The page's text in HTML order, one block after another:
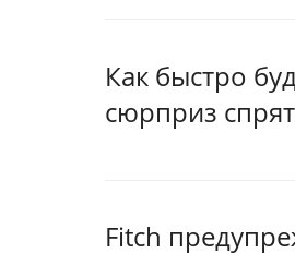
Как быстро
сюрприз
Fitch